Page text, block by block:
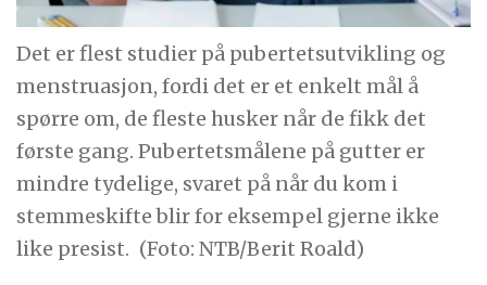
Det er flest studier på pubertetsutvikling og
menstruasjon, fordi det er et enkelt mål å
spørre om, de fleste husker når de fikk det
første gang. Pubertetsmålene på gutter er
mindre tydelige, svaret på når du kom i
stemmeskifte blir for eksempel gjerne ikke
like presist. (Foto: NTB/Berit Roald)